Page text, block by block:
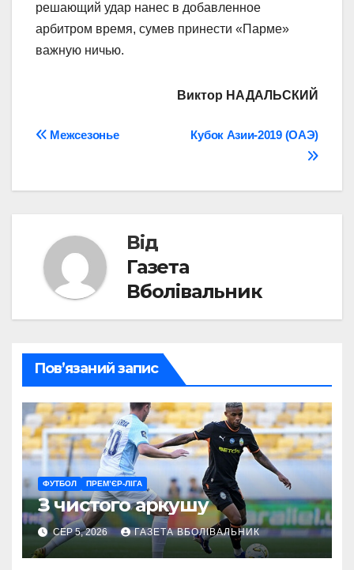
решающий удар нанес в добавленное
арбитром время, сумев принести «Парме»
важную ничью.
Виктор НАДАЛЬСКИЙ
Навігація
Кубок Азии-2019 (ОАЭ)
Межсезонье
Від
Газета
Вболівальник
Пов’язаний запис
ФУТБОЛ ПРЕМ’ЄР-ЛІГА
З чистого аркушу
СЕР 5, 2026 ГАЗЕТА ВБОЛІВАЛЬНИК